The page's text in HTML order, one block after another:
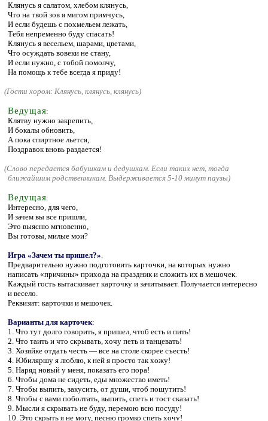
Клянусь я салатом, хлебом клянусь,
Что на твой зов я мигом примчусь,
И если будешь с похмельем лежать,
Тебя непременно буду спасать!
Клянусь я весельем, шарами, цветами,
Что осуждать вовеки не стану,
И если нужно, с тобой помолчу,
На помощь к тебе всегда я приду!
(Гости хором: Клянусь, клянусь, клянусь)
Ведущая:
Клятву нужно закрепить,
И бокалы обновить,
А пока спиртное льется,
Поздравок вновь раздается!
(Слово передается бабушкам и дедушкам. Если таких нет, тогда
ближайшим родственникам. Выдерживается 5-10 минут паузы)
Ведущая:
Интересно, для чего,
И зачем вы все пришли,
Это выясню мгновенно,
Вы готовы, милые мои?
Игра «Зачем ты пришел?».
Предварительно нужно подготовить карточки, на которых нужно
написать «причины» прихода на праздник и сложить их в мешочек.
Каждый гость вытаскивает карточку и зачитывает. Получается интересно
и весело.
Реквизит: карточки и мешочек.
Варианты для карточек:
1. Что тут долго говорить, я пришел, чтоб есть и пить!
2. Что таить и что скрывать, хочу петь и танцевать!
3. Хозяйке отдать честь — все на столе скорее съесть!
4. Юбиляршу я люблю, к ней я просто так хожу!
5. Наряд новый у меня, показать его пора!
6. Чтобы дома не сидеть, еды множество иметь!
7. Чтобы выпить, закусить, от души, чтоб пошутить!
8. Чтобы с вами поболтать, выпить, спеть и тост сказать!
9. Мысли я скрывать не буду, перемою всю посуду!
10. Это скрыть я не могу, песню громко спеть хочу!